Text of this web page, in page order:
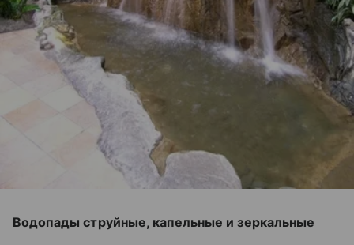
Водопады струйные, капельные и зеркальные